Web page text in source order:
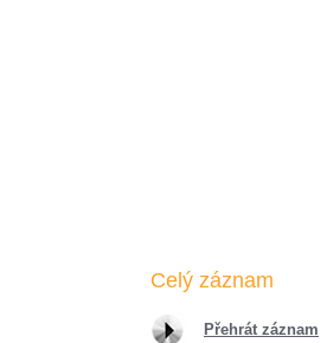
Celý záznam
Přehrát záznam